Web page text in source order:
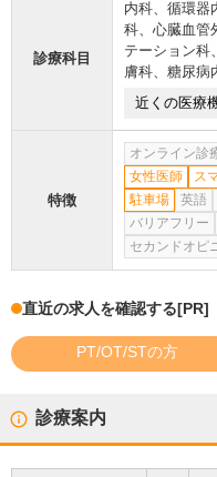
診療科目
内科、 循環器
科、 心臓血管
テーション科、
膚科、 糖尿病
近くの医療
特徴
オンライン診
女性医師
ス
駐車場
英語
バリアフリー
セカンドオピ
直近の求人を確認する[PR]
PT/OT/STの方
診療案内